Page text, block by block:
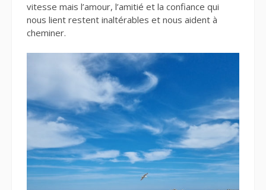
vitesse mais l’amour, l’amitié et la confiance qui
nous lient restent inaltérables et nous aident à
cheminer.